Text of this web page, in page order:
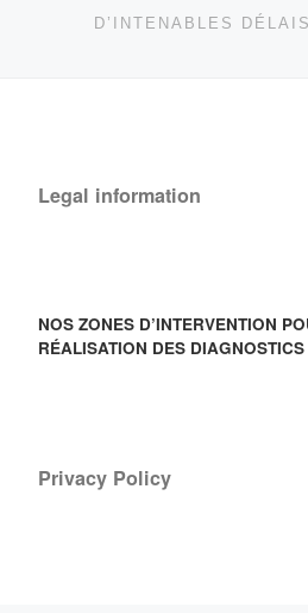
D’INTENABLES
Legal information
NOS ZONES D’INTERVENTION
RÉALISATION DES DIAGNOSTICS
Privacy Policy